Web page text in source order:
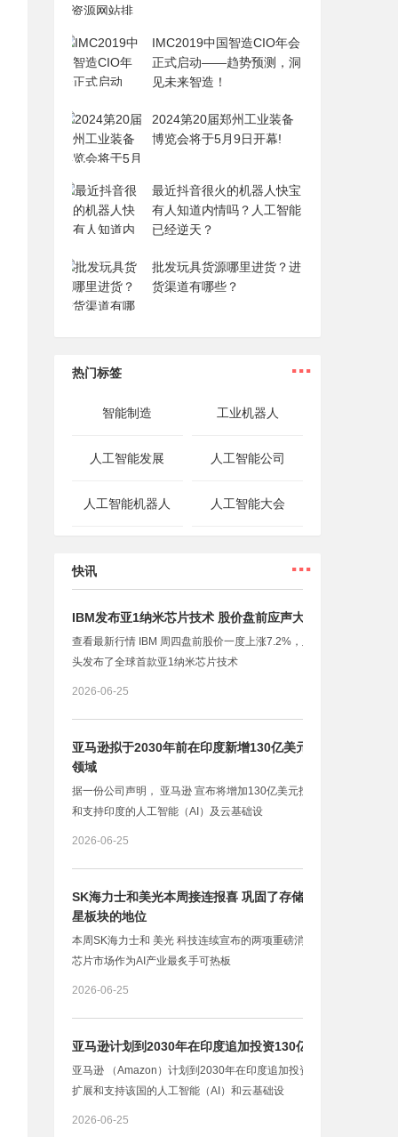
IMC2019中国智造CIO年会
正式启动——趋势预测，洞
见未来智造！
2024第20届郑州工业装备
博览会将于5月9日开幕!
最近抖音很火的机器人快宝
有人知道内情吗？人工智能
已经逆天？
批发玩具货源哪里进货？进
货渠道有哪些？
热门标签 ...
智能制造 工业机器人
人工智能发展 人工智能公司
人工智能机器人 人工智能大会
快讯 ...
IBM发布亚1纳米芯片技术 股价盘前应声大涨
查看最新行情 IBM 周四盘前股价一度上涨7.2%，此前这家科技巨
头发布了全球首款亚1纳米芯片技术
2026-06-25
亚马逊拟于2030年前在印度新增130亿美元投资 用于AI
领域
据一份公司声明， 亚马逊 宣布将增加130亿美元投资，用于扩展
和支持印度的人工智能（AI）及云基础设
2026-06-25
SK海力士和美光本周接连报喜 巩固了存储芯片作为AI明
星板块的地位
本周SK海力士和 美光 科技连续宣布的两项重磅消息，巩固了存储
芯片市场作为AI产业最炙手可热板
2026-06-25
亚马逊计划到2030年在印度追加投资130亿美元
亚马逊 （Amazon）计划到2030年在印度追加投资130亿美元，以
扩展和支持该国的人工智能（AI）和云基础设
2026-06-25